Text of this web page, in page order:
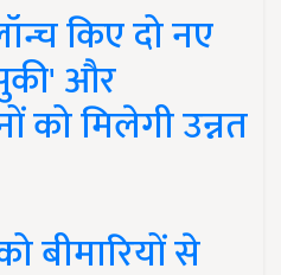
किए दो नए
और
को मिलेगी उन्नत
बीमारियों से